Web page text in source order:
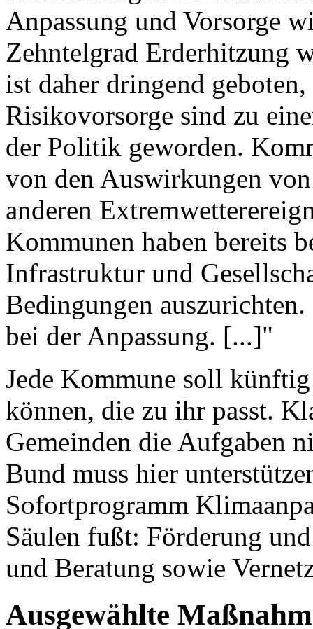
Anpassung und Vorsorge
Zehntelgrad Erderhitzung
ist daher dringend
Risikovorsorge sind zu
der Politik geworden.
von den Auswirkungen
anderen
Kommunen haben bereits
Infrastruktur und
Bedingungen
bei der Anpassung. [...]"
Jede Kommune soll
können, die zu ihr passt.
Gemeinden die Aufgaben
Bund muss hier
Sofortprogramm
Säulen fußt: Förderung
und Beratung sowie
Ausgewählte